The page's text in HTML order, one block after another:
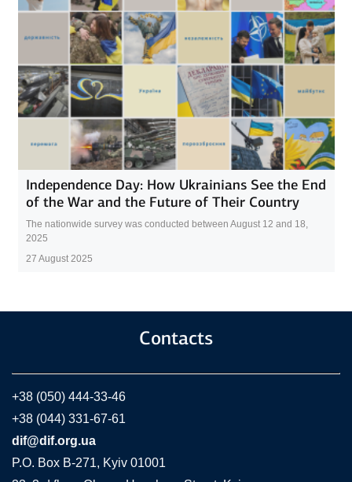
Independence Day: How Ukrainians See the End
of the War and the Future of Their Country
The nationwide survey was conducted between August 12 and 18,
2025
27 August 2025
Contacts
+38 (050) 444-33-46
+38 (044) 331-67-61
dif@dif.org.ua
P.O. Box В-271, Kyiv 01001